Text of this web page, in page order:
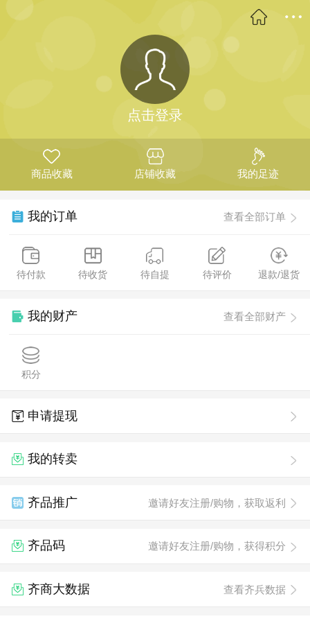
点击登录
商品收藏 店铺收藏 我的足迹
我的订单 查看全部订单
待付款 待收货 待自提 待评价 退款/退货
我的财产 查看全部财产
积分
申请提现
我的转卖
齐品推广 邀请好友注册/购物，获取返利
齐品码 邀请好友注册/购物，获得积分
齐商大数据 查看齐兵数据